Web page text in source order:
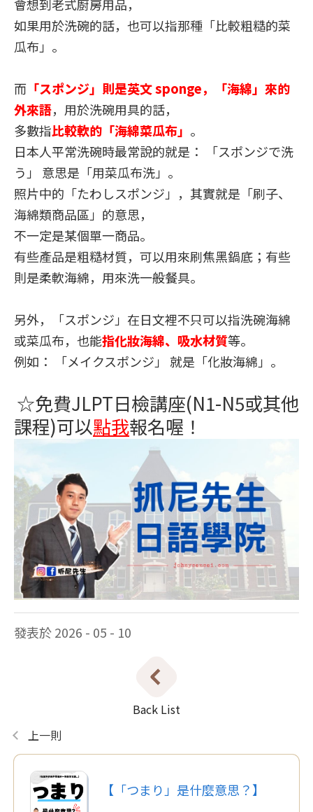
會想到老式廚房用品，
如果用於洗碗的話，也可以指那種「比較粗糙的菜
瓜布」。
而 「スポンジ」則是英文 sponge，「海綿」來的
外來語，用於洗碗用具的話，
多數指比較軟的「海綿菜瓜布」 。
日本人平常洗碗時最常說的就是： 「スポンジで洗
う」 意思是「用菜瓜布洗」。
照片中的「たわしスポンジ」，其實就是「刷子、
海綿類商品區」的意思，
不一定是某個單一商品。
有些產品是粗糙材質，可以用來刷焦黑鍋底；有些
則是柔軟海綿，用來洗一般餐具。
另外，「スポンジ」在日文裡不只可以指洗碗海綿
或菜瓜布，也能指化妝海綿、吸水材質等。
例如： 「メイクスポンジ」 就是「化妝海綿」。
☆免費JLPT日檢講座(N1-N5或其他
課程)可以點我報名喔！
發表於 2026 - 05 - 10
Back List
上一則
【「つまり」是什麼意思？】